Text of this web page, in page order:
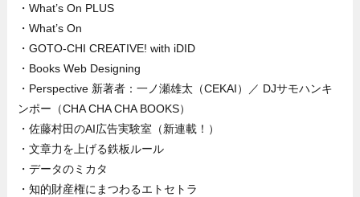
・What’s On PLUS
・What’s On
・GOTO-CHI CREATIVE! with iDID
・Books Web Designing
・Perspective 新著者：一ノ瀬雄太（CEKAI）／ DJサモハンキ
ンポー（CHA CHA CHA BOOKS）
・佐藤村田のAI広告実験室（新連載！）
・文章力を上げる鉄板ルール
・データのミカタ
・知的財産権にまつわるエトセトラ